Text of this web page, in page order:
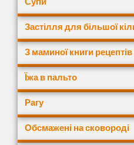
Супи
Застілля для більшої
З маминої книги рецептів
Їжа в пальто
Рагу
Обсмажені на сковороді